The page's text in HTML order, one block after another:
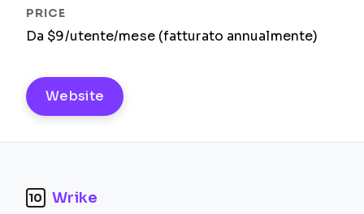
Da $9/utente/mese (fatturato annualmente)
Website
10 Wrike